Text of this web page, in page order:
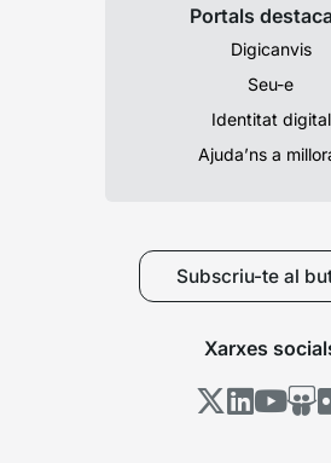
Portals
Digicanvis
Seu-e
Identitat digital
Ajuda’ns a
Subscriu-te al
Xarxes